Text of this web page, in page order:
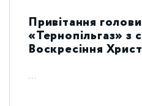
Привітання
«Тернопільгаз» з
Воскресіння
...